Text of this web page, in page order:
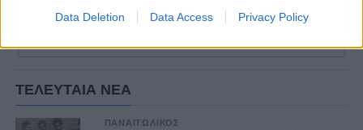
Data Deletion Data Access Privacy Policy
ΤΕΛΕΥΤΑΙΑ ΝΕΑ
ΠΑΝΑΙΤΩΛΙΚΟΣ